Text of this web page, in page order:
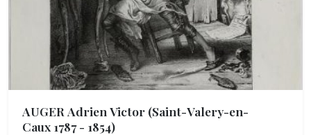
AUGER Adrien Victor (Saint-Valery-en-
Caux 1787 - 1854)